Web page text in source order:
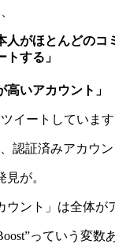
人がほとんどの
トする」
高いアカウント」
イートしています
認証済みアカウ
が。
ント」は全体が
っていう変数